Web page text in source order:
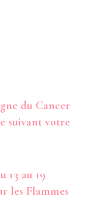
du Cancer
suivant votre
13 au 19
les Flammes